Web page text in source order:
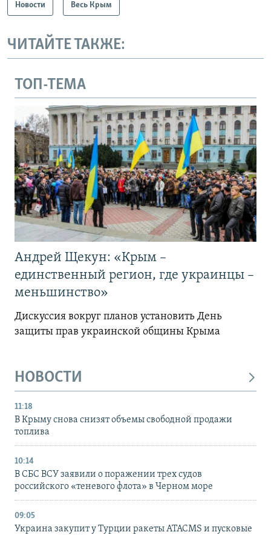
Новости Весь Крым
ЧИТАЙТЕ ТАКЖЕ:
ТОП-ТЕМА
Андрей Щекун: «Крым –
единственный регион, где украинцы –
меньшинство»
Дискуссия вокруг планов установить День
защиты прав украинской общины Крыма
НОВОСТИ
11:18
В Крыму снова снизят объемы свободной продажи
топлива
10:14
В СБС ВСУ заявили о поражении трех судов
российского «теневого флота» в Черном море
09:05
Украина закупит у Турции ракеты ATACMS и пусковые